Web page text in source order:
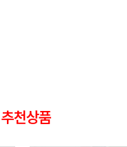
추천상품